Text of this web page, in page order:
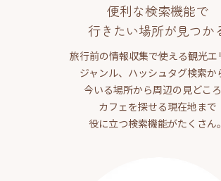
便利な検索機能で
行きたい場所が見つか
旅行前の情報収集で使える観光エ
ジャンル、ハッシュタグ検索か
今いる場所から周辺の見どこ
カフェを探せる現在地まで
役に立つ検索機能がたくさん。